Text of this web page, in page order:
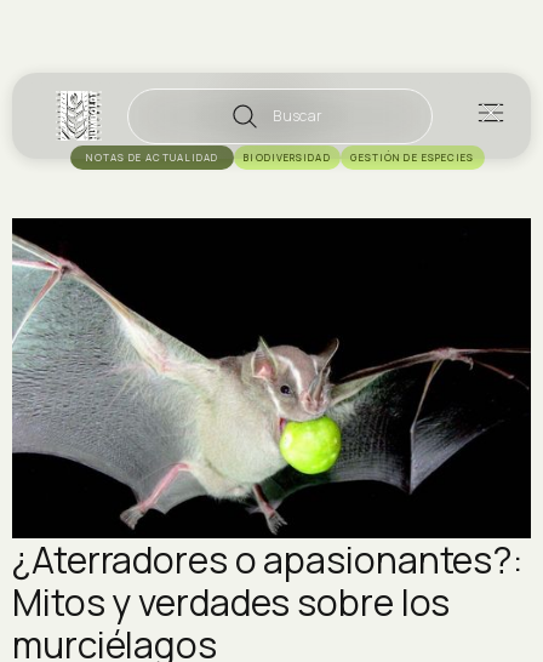
Buscar
NOTAS DE ACTUALIDAD BIODIVERSIDAD GESTIÓN DE ESPECIES
¿Aterradores o apasionantes?:
Mitos y verdades sobre los
murciélagos